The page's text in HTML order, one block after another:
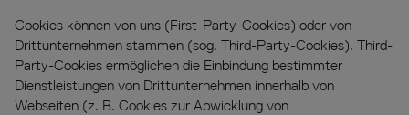
Cookies können von uns (First-Party-Cookies) oder von
Drittunternehmen stammen (sog. Third-Party-Cookies). Third-
Party-Cookies ermöglichen die Einbindung bestimmter
Dienstleistungen von Drittunternehmen innerhalb von
Webseiten (z. B. Cookies zur Abwicklung von